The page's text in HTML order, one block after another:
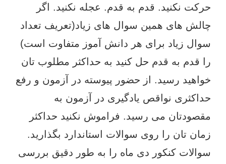
حرکت نکنید. قدم به قدم. عجله نکنید. اگر
چالش های همین سوال های زیاد(تعریف تعداد
سوال زیاد برای هر دانش آموز متفاوت است)
را قدم به قدم حل کنید به حداکثر مطلوب تان
خواهید رسید. از حضور پیوسته در آزمون و رفع
حداکثری نواقص یادگیری در آزمون به
مقصودتان می رسید. فراموش نکنید حداکثر
زمان تان را روی سوالات استاندارد بگذارید.
سوالات کنکور دی ماه را به طور دقیق بررسی